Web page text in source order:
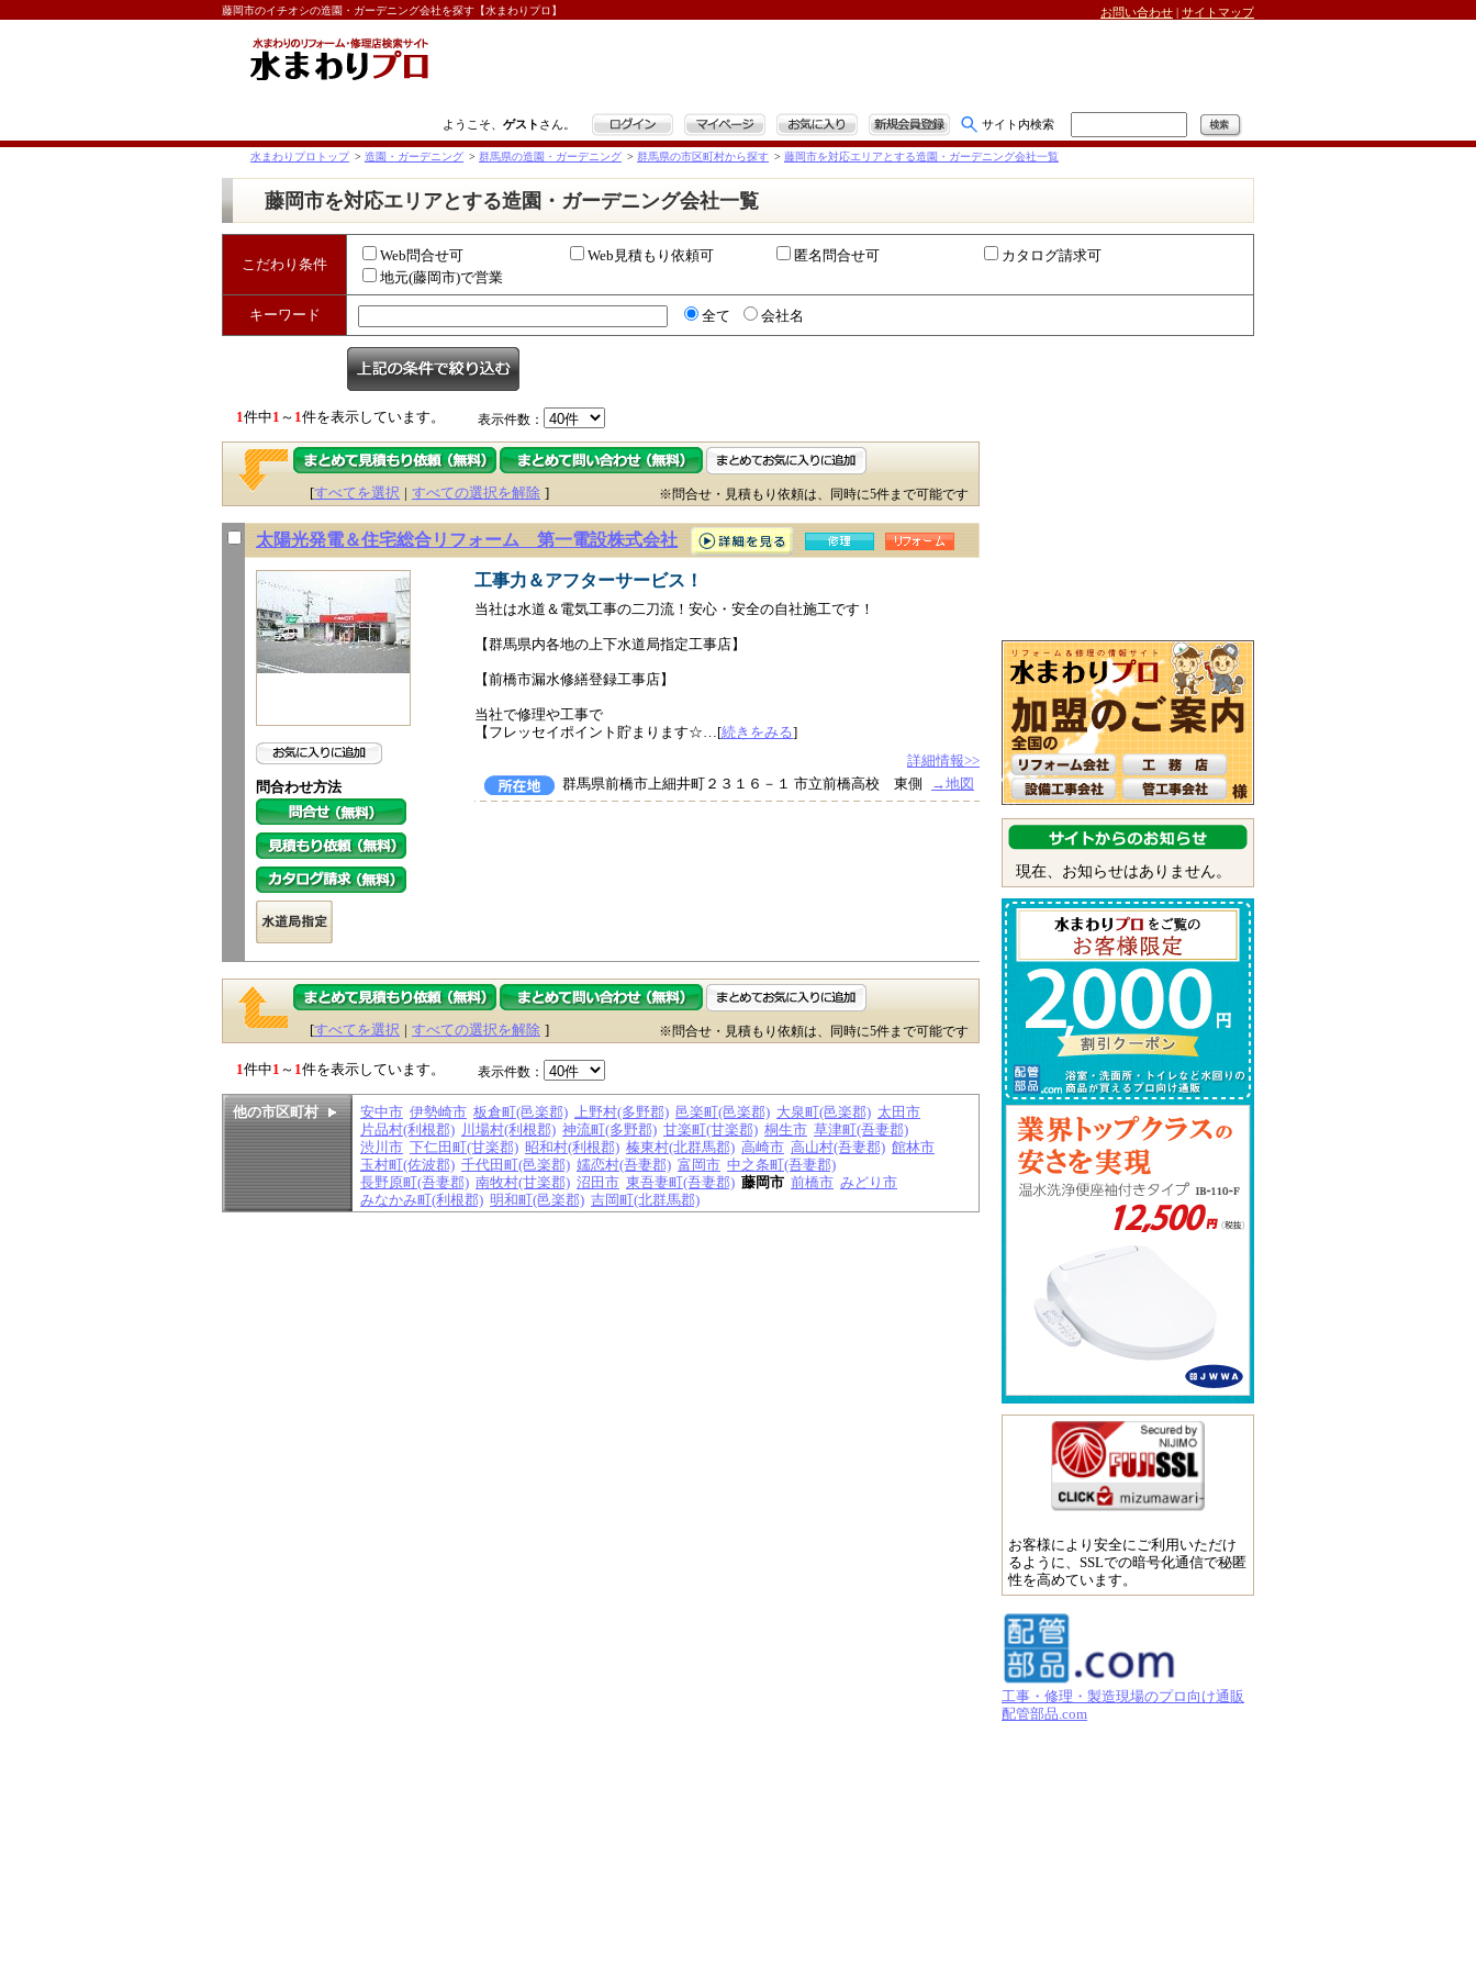
藤岡市のイチオシの造園・ガーデニング会社を探す【水まわりプロ】 お問い合わせ | サイトマップ
ようこそ、 ゲスト さん。 ログイン マイページ お気に入り 新規会員登録 サイト内検索
水まわりプロトップ > 造園・ガーデニング > 群馬県の造園・ガーデニング > 群馬県の市区町村から探す > 藤岡市を対応エリアとする造園・ガーデニング会社一覧
藤岡市を対応エリアとする造園・ガーデニング会社一覧
こだわり条件
Web問合せ可 Web見積もり依頼可 匿名問合せ可
カタログ請求可
地元(藤岡市)で営業
キーワード 全て 会社名
1件中1 ～ 1件を表示しています。 表示件数：
[すべてを選択 | すべての選択を解除 ] ※問合せ・見積もり依頼は、同時に5件まで可能です
太陽光発電＆住宅総合リフォーム 第一電設株式会社
問合わせ方法
工事力＆アフターサービス！
当社は水道＆電気工事の二刀流！安心・安全の自社施工です！
【群馬県内各地の上下水道局指定工事店】
【前橋市漏水修繕登録工事店】
当社で修理や工事で
【フレッセイポイント貯まります☆…[続きをみる]
詳細情報>>
群馬県前橋市上細井町２３１６－１ 市立前橋高校 東側
→地図
[すべてを選択 | すべての選択を解除 ] ※問合せ・見積もり依頼は、同時に5件まで可能です
1件中1 ～ 1件を表示しています。 表示件数：
他の市区町村 安中市 伊勢崎市 板倉町(邑楽郡) 上野村(多野郡) 邑楽町(邑楽郡) 大泉町(邑楽郡) 太田市
片品村(利根郡) 川場村(利根郡) 神流町(多野郡) 甘楽町(甘楽郡) 桐生市 草津町(吾妻郡)
渋川市 下仁田町(甘楽郡) 昭和村(利根郡) 榛東村(北群馬郡) 高崎市 高山村(吾妻郡) 館林市
玉村町(佐波郡) 千代田町(邑楽郡) 嬬恋村(吾妻郡) 富岡市 中之条町(吾妻郡)
長野原町(吾妻郡) 南牧村(甘楽郡) 沼田市 東吾妻町(吾妻郡) 藤岡市 前橋市 みどり市
みなかみ町(利根郡) 明和町(邑楽郡) 吉岡町(北群馬郡)
現在、お知らせはありません。
お客様により安全にご利用いただけ
るように、SSLでの暗号化通信で秘匿
性を高めています。
工事・修理・製造現場のプロ向け通販
配管部品.com